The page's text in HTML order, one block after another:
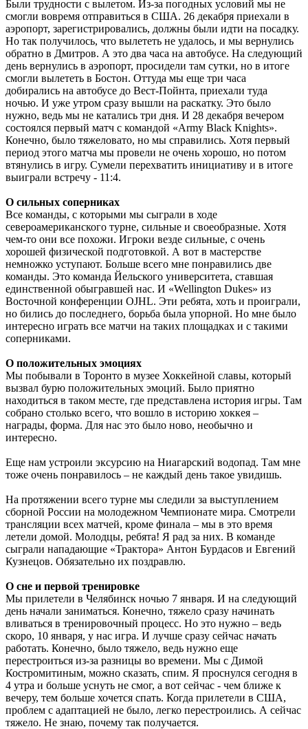
Были трудности с вылетом. Из-за погодных условий мы не
смогли вовремя отправиться в США. 26 декабря приехали в
аэропорт, зарегистрировались, должны были идти на посадку.
Но так получилось, что вылететь не удалось, и мы вернулись
обратно в Дмитров. А это два часа на автобусе. На следующий
день вернулись в аэропорт, просидели там сутки, но в итоге
смогли вылететь в Бостон. Оттуда мы еще три часа
добирались на автобусе до Вест-Пойнта, приехали туда
ночью. И уже утром сразу вышли на раскатку. Это было
нужно, ведь мы не катались три дня. И 28 декабря вечером
состоялся первый матч с командой «Army Black Knights».
Конечно, было тяжеловато, но мы справились. Хотя первый
период этого матча мы провели не очень хорошо, но потом
втянулись в игру. Сумели перехватить инициативу и в итоге
выиграли встречу - 11:4.
О сильных соперниках
Все команды, с которыми мы сыграли в ходе
североамериканского турне, сильные и своеобразные. Хотя
чем-то они все похожи. Игроки везде сильные, с очень
хорошей физической подготовкой. А вот в мастерстве
немножко уступают. Больше всего мне понравились две
команды. Это команда Йельского университета, ставшая
единственной обыгравшей нас. И «Wellington Dukes» из
Восточной конференции OJHL. Эти ребята, хоть и проиграли,
но бились до последнего, борьба была упорной. Но мне было
интересно играть все матчи на таких площадках и с такими
соперниками.
О положительных эмоциях
Мы побывали в Торонто в музее Хоккейной славы, который
вызвал бурю положительных эмоций. Было приятно
находиться в таком месте, где представлена история игры. Там
собрано столько всего, что вошло в историю хоккея –
награды, форма. Для нас это было ново, необычно и
интересно.
Еще нам устроили эксурсию на Ниагарский водопад. Там мне
тоже очень понравилось – не каждый день такое увидишь.
На протяжении всего турне мы следили за выступлением
сборной России на молодежном Чемпионате мира. Смотрели
трансляции всех матчей, кроме финала – мы в это время
летели домой. Молодцы, ребята! Я рад за них. В команде
сыграли нападающие «Трактора» Антон Бурдасов и Евгений
Кузнецов. Обязательно их поздравлю.
О сне и первой тренировке
Мы прилетели в Челябинск ночью 7 января. И на следующий
день начали заниматься. Конечно, тяжело сразу начинать
вливаться в тренировочный процесс. Но это нужно – ведь
скоро, 10 января, у нас игра. И лучше сразу сейчас начать
работать. Конечно, было тяжело, ведь нужно еще
перестроиться из-за разницы во времени. Мы с Димой
Костромитиным, можно сказать, спим. Я проснулся сегодня в
4 утра и больше уснуть не смог, а вот сейчас - чем ближе к
вечеру, тем больше хочется спать. Когда прилетели в США,
проблем с адаптацией не было, легко перестроились. А сейчас
тяжело. Не знаю, почему так получается.